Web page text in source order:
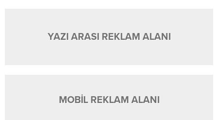
YAZI ARASI REKLAM ALANI
MOBİL REKLAM ALANI